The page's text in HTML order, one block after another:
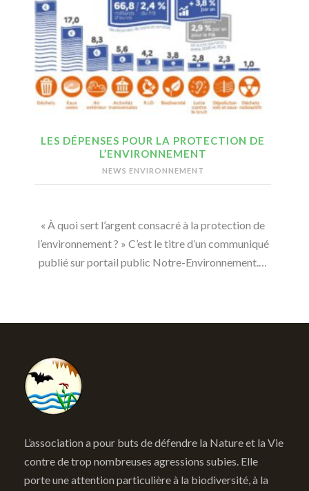
LES DÉPENSES POUR LA PROTECTION DE
L’ENVIRONNEMENT
NEWS ENVIRONNEMENT
« À quoi sert l’argent consacré à la protection de
l’environnement ? » C’est le titre d’un communiqué
publié sur portail public Notre-Environnement.…
L’association a pour buts de défendre la Nature et la Vie
contre de trop nombreuses agressions subies. Elle
porte une attention particulière à la biodiversité, à la